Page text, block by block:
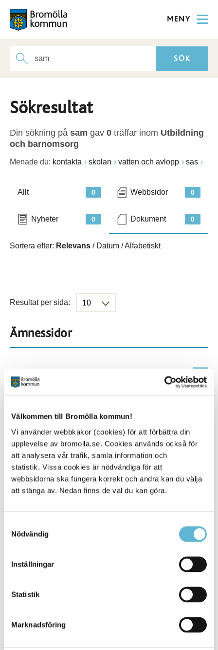
Välkommen till Bromölla kommun!
Vi använder webbkakor (cookies) för att förbättra din
upplevelse av bromolla.se. Cookies används också för
att analysera vår trafik, samla information och
statistik. Vissa cookies är nödvändiga för att
webbsidorna ska fungera korrekt och andra kan du välja
att stänga av. Nedan finns de val du kan göra.
Nödvändig
Inställningar
Statistik
Marknadsföring
MENY
Sökresultat
Din sökning på sam gav 0 träffar inom Utbildning
och barnomsorg
Menade du: kontakta skolan vatten och avlopp sas
0
Allt 0
Webbsidor
0
Nyheter 0
Dokument
Sortera efter: Relevans / Datum /Alfabetiskt
Resultat per sida:
Ämnessidor
410
Alla platser
KONTAKT
Besöksadress
Postadress
Box 18, 295 21 Bromölla